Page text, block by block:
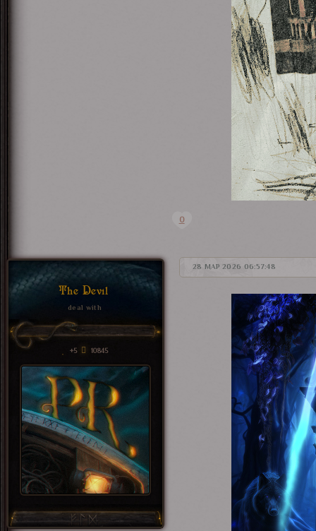
0
28 МАР 2026 06:57:48
The Devil
deal with
+5 10845